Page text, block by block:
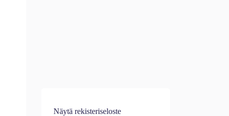
Näytä rekisteriseloste